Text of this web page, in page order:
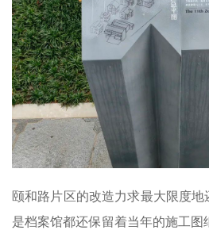
颐和路片区的改造力求最大限度地
是档案馆都还保留着当年的施工图